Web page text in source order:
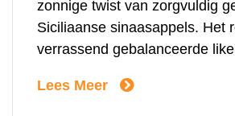
zonnige twist van zorgvuldig
Siciliaanse sinaasappels. Het
verrassend gebalanceerde
Jägermeister. Jägermeister
Lees Meer